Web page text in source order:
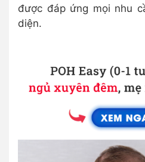
được đáp ứng mọi nhu
diện.